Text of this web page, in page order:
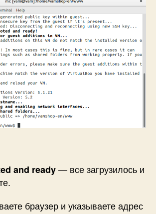
and ready— все загрузилось и
браузер и указываете адрес